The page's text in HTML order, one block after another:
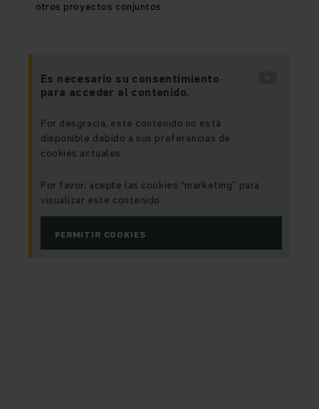
otros proyectos conjuntos
Es necesario su consentimiento
para acceder al contenido.
Por desgracia, este contenido no está
disponible debido a sus preferencias de
cookies actuales.
Por favor, acepte las cookies “marketing” para
visualizar este contenido.
PERMITIR COOKIES